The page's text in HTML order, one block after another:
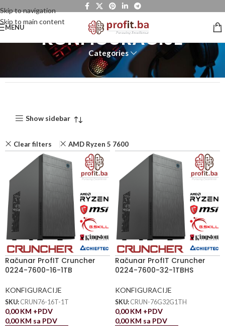
Skip to navigation
Skip to main content
MENU KONFIGURACIJE
Categories
Show sidebar
Clear filters AMD Ryzen 5 7600
Računar ProfIT Cruncher
0224-7600-16-1TB
KONFIGURACIJE
SKU: CRUN76-16T-1T
0,00KM +PDV
0,00KM sa PDV
Računar ProfIT Cruncher
0224-7600-32-1TBHS
KONFIGURACIJE
SKU: CRUN-76G32G1TH
0,00KM +PDV
0,00KM sa PDV